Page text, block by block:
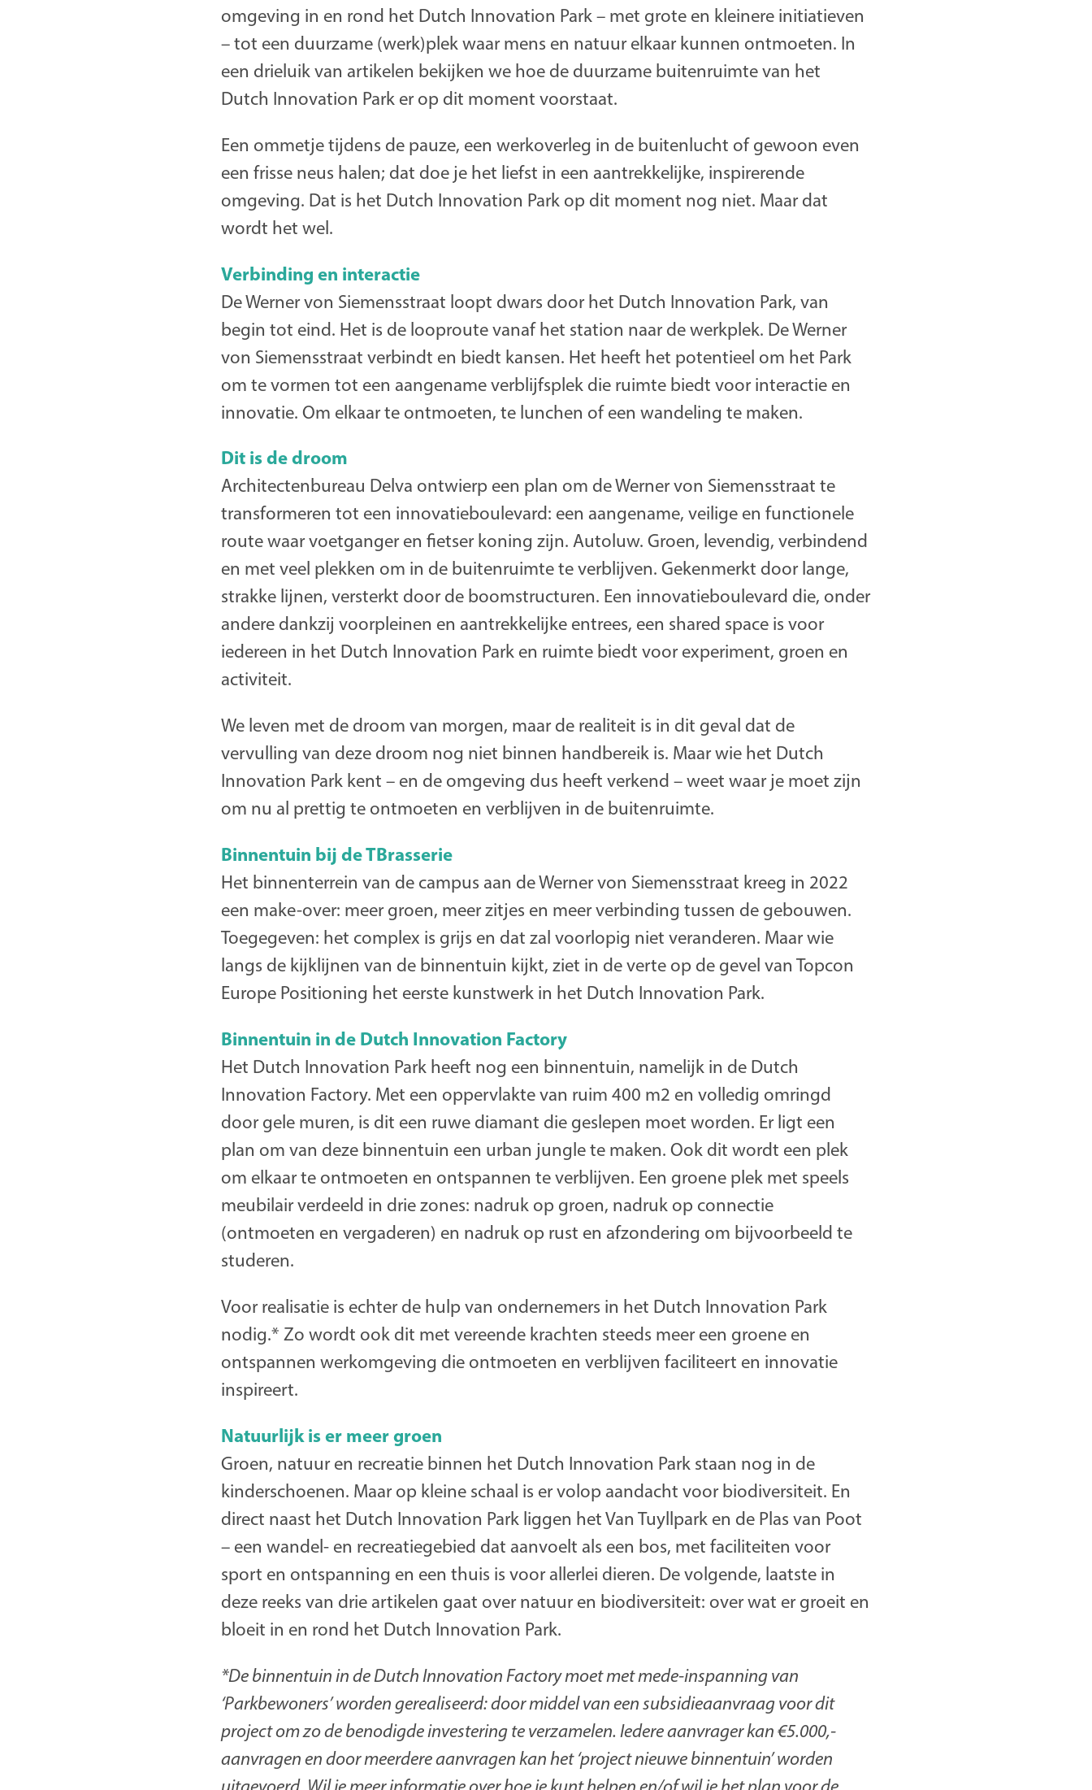
omgeving in en rond het Dutch Innovation Park – met grote en kleinere initiatieven
– tot een duurzame (werk)plek waar mens en natuur elkaar kunnen ontmoeten. In
een drieluik van artikelen bekijken we hoe de duurzame buitenruimte van het
Dutch Innovation Park er op dit moment voorstaat.
Een ommetje tijdens de pauze, een werkoverleg in de buitenlucht of gewoon even
een frisse neus halen; dat doe je het liefst in een aantrekkelijke, inspirerende
omgeving. Dat is het Dutch Innovation Park op dit moment nog niet. Maar dat
wordt het wel.
Verbinding en interactie
De Werner von Siemensstraat loopt dwars door het Dutch Innovation Park, van
begin tot eind. Het is de looproute vanaf het station naar de werkplek. De Werner
von Siemensstraat verbindt en biedt kansen. Het heeft het potentieel om het Park
om te vormen tot een aangename verblijfsplek die ruimte biedt voor interactie en
innovatie. Om elkaar te ontmoeten, te lunchen of een wandeling te maken.
Dit is de droom
Architectenbureau Delva ontwierp een plan om de Werner von Siemensstraat te
transformeren tot een innovatieboulevard: een aangename, veilige en functionele
route waar voetganger en fietser koning zijn. Autoluw. Groen, levendig, verbindend
en met veel plekken om in de buitenruimte te verblijven. Gekenmerkt door lange,
strakke lijnen, versterkt door de boomstructuren. Een innovatieboulevard die, onder
andere dankzij voorpleinen en aantrekkelijke entrees, een shared space is voor
iedereen in het Dutch Innovation Park en ruimte biedt voor experiment, groen en
activiteit.
We leven met de droom van morgen, maar de realiteit is in dit geval dat de
vervulling van deze droom nog niet binnen handbereik is. Maar wie het Dutch
Innovation Park kent – en de omgeving dus heeft verkend – weet waar je moet zijn
om nu al prettig te ontmoeten en verblijven in de buitenruimte.
Binnentuin bij de TBrasserie
Het binnenterrein van de campus aan de Werner von Siemensstraat kreeg in 2022
een make-over: meer groen, meer zitjes en meer verbinding tussen de gebouwen.
Toegegeven: het complex is grijs en dat zal voorlopig niet veranderen. Maar wie
langs de kijklijnen van de binnentuin kijkt, ziet in de verte op de gevel van Topcon
Europe Positioning het eerste kunstwerk in het Dutch Innovation Park.
Binnentuin in de Dutch Innovation Factory
Het Dutch Innovation Park heeft nog een binnentuin, namelijk in de Dutch
Innovation Factory. Met een oppervlakte van ruim 400 m2 en volledig omringd
door gele muren, is dit een ruwe diamant die geslepen moet worden. Er ligt een
plan om van deze binnentuin een urban jungle te maken. Ook dit wordt een plek
om elkaar te ontmoeten en ontspannen te verblijven. Een groene plek met speels
meubilair verdeeld in drie zones: nadruk op groen, nadruk op connectie
(ontmoeten en vergaderen) en nadruk op rust en afzondering om bijvoorbeeld te
studeren.
Voor realisatie is echter de hulp van ondernemers in het Dutch Innovation Park
nodig.* Zo wordt ook dit met vereende krachten steeds meer een groene en
ontspannen werkomgeving die ontmoeten en verblijven faciliteert en innovatie
inspireert.
Natuurlijk is er meer groen
Groen, natuur en recreatie binnen het Dutch Innovation Park staan nog in de
kinderschoenen. Maar op kleine schaal is er volop aandacht voor biodiversiteit. En
direct naast het Dutch Innovation Park liggen het Van Tuyllpark en de Plas van Poot
– een wandel- en recreatiegebied dat aanvoelt als een bos, met faciliteiten voor
sport en ontspanning en een thuis is voor allerlei dieren. De volgende, laatste in
deze reeks van drie artikelen gaat over natuur en biodiversiteit: over wat er groeit en
bloeit in en rond het Dutch Innovation Park.
*De binnentuin in de Dutch Innovation Factory moet met mede-inspanning van
‘Parkbewoners’ worden gerealiseerd: door middel van een subsidieaanvraag voor dit
project om zo de benodigde investering te verzamelen. Iedere aanvrager kan €5.000,-
aanvragen en door meerdere aanvragen kan het ‘project nieuwe binnentuin’ worden